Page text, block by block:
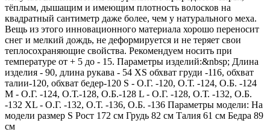
тёплым, дышащим и имеющим плотность волосков на
квадратный сантиметр даже более, чем у натурального меха.
Вещь из этого инновационного материала хорошо переносит
снег и мелкий дождь, не деформируется и не теряет свои
теплосохраняющие свойства. Рекомендуем носить при
температуре от + 5 до - 15. Параметры изделий:&nbsp; Длина
изделия - 90, длина рукава - 54 XS обхват груди -116, обхват
талии-120, обхват бедер-120 S - О.Г. -120, О.Т. -124, О.Б. -124
M - О.Г. -124, О.Т.-128, О.Б.-128 L - О.Г. -128, О.Т. -132, О.Б.
-132 XL - О.Г. -132, О.Т. -136, О.Б. -136 Параметры модели: На
модели размер S Рост 172 см Грудь 82 см Талия 61 см Бедра 89
см